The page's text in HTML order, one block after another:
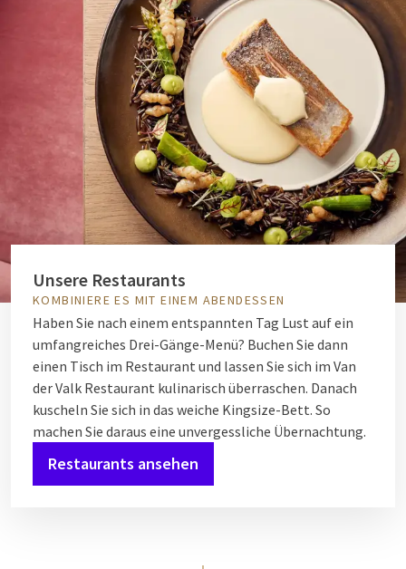
Unsere Restaurants
KOMBINIERE ES MIT EINEM ABENDESSEN
Haben Sie nach einem entspannten Tag Lust auf ein
umfangreiches Drei-Gänge-Menü? Buchen Sie dann
einen Tisch im Restaurant und lassen Sie sich im Van
der Valk Restaurant kulinarisch überraschen. Danach
kuscheln Sie sich in das weiche Kingsize-Bett. So
machen Sie daraus eine unvergessliche Übernachtung.
Restaurants ansehen